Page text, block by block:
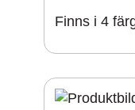
Finns i 4